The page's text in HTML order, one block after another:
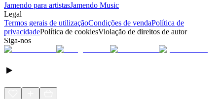
Jamendo para artistasJamendo Music
Legal
Termos gerais de utilizaçãoCondições de vendaPolítica de
privacidadePolítica de cookiesViolação de direitos de autor
Siga-nos